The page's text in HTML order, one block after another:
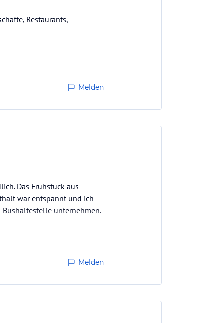
Restaurants,
Melden
Das Frühstück aus
war entspannt und ich
unternehmen.
Melden